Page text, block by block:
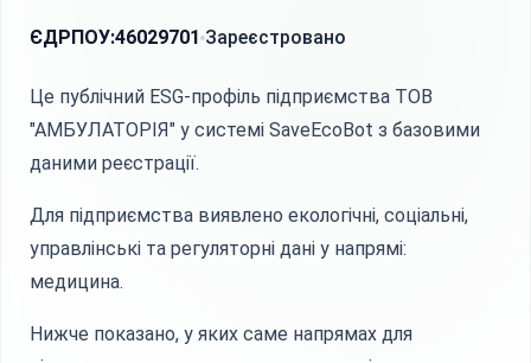
ЄДРПОУ:46029701 Зареєстровано
Це публічний ESG-профіль підприємства ТОВ
"АМБУЛАТОРІЯ" у системі SaveEcoBot з базовими
даними реєстрації.
Для підприємства виявлено екологічні, соціальні,
управлінські та регуляторні дані у напрямі:
медицина.
Нижче показано, у яких саме напрямах для